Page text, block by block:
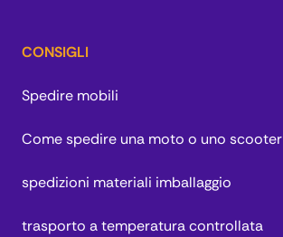
CONSIGLI
Spedire mobili
Come spedire una moto o uno scooter
spedizioni materiali imballaggio
trasporto a temperatura controllata